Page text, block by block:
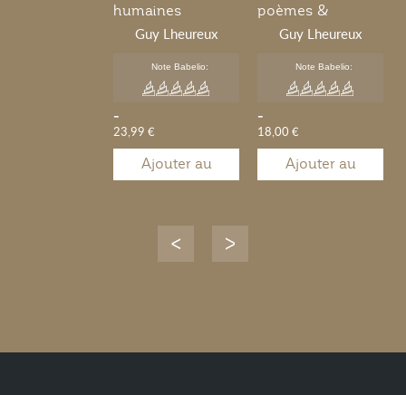
humaines
peuvent-elles
Guy Lheureux
Note Babelio:
-
23,99 €
Ajouter au
poèmes &
soixante-dix
dire que je vous
aime !
Guy Lheureux
Note Babelio:
-
18,00 €
Ajouter au